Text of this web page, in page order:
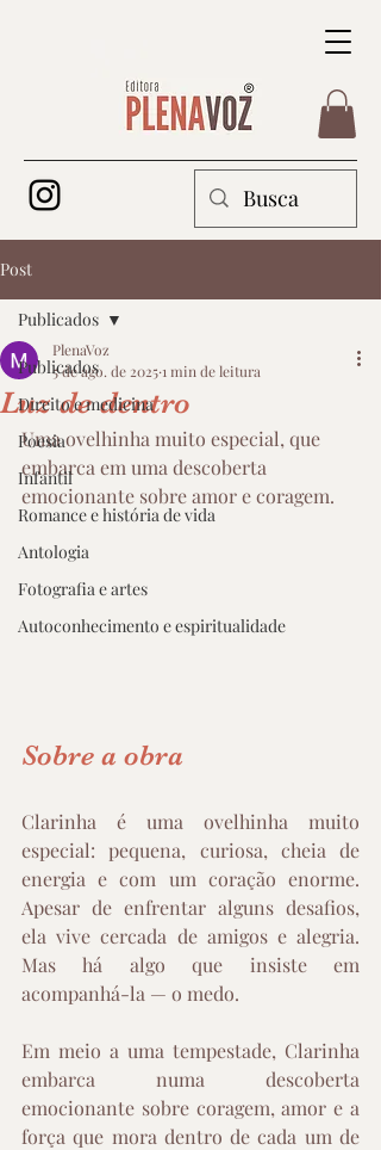
Post
Publicados
Direito e medicina
Poesia
Infantil
Romance e história de vida
Antologia
Fotografia e artes
Autoconhecimento e espiritualidade
Publicados
Luz de dentro
PlenaVoz
5 de ago. de 2025 1 min de leitura
Uma ovelhinha muito especial, que
embarca em uma descoberta
emocionante sobre amor e coragem.
Sobre a obra
Clarinha é uma ovelhinha muito
especial: pequena, curiosa, cheia de
energia e com um coração enorme.
Apesar de enfrentar alguns desafios,
ela vive cercada de amigos e alegria.
Mas há algo que insiste em
acompanhá-la — o medo.
Em meio a uma tempestade, Clarinha
embarca numa descoberta
emocionante sobre coragem, amor e a
força que mora dentro de cada um de